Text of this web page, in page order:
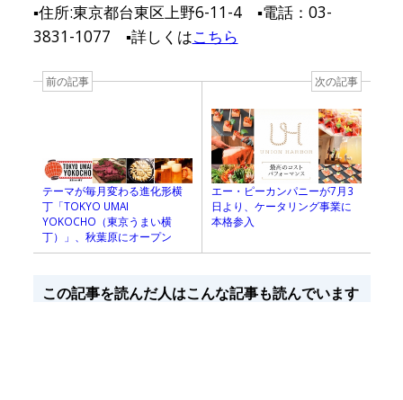
▪️住所:東京都台東区上野6-11-4 ▪️電話：03-
3831-1077 ▪️詳しくはこちら
前の記事
テーマが毎月変わる進化形横
丁「TOKYO UMAI
YOKOCHO（東京うまい横
丁）」、秋葉原にオープン
次の記事
エー・ピーカンパニーが7月3
日より、ケータリング事業に
本格参入
この記事を読んだ人はこんな記事も読んでいます